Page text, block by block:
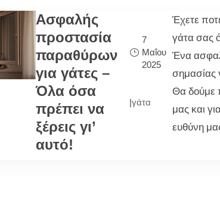
Ασφαλής
προστασία
παραθύρων
για γάτες –
Όλα όσα
πρέπει να
ξέρεις γι’
αυτό!
7
Μαΐου
2025
|γάτα
Έχετε
γάτα σας
Ένα
σημασίας
Θα δούμε
μας και
ευθύνη